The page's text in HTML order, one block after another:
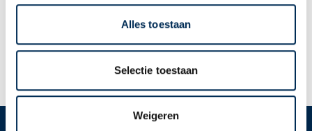
Alles toestaan
Selectie toestaan
Weigeren
6 maanden na de behandeling. Het is niet zeker of dit
medicijn veilig is voor de baby.
Lees meer op apotheek.nl